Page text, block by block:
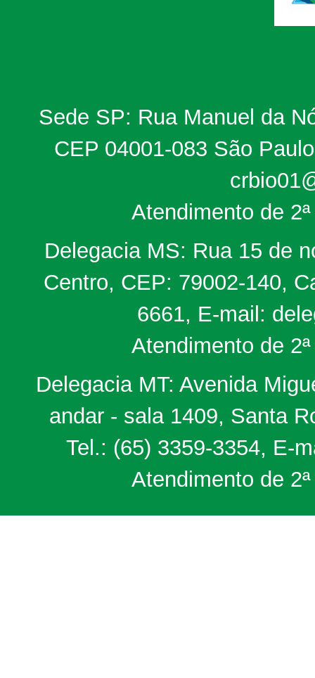
Sede SP: Rua Manuel da
CEP 04001-083 São
Atendimento de
Delegacia MS: Rua 15 de
Centro, CEP: 79002-140,
6661, E-mail:
Atendimento de
Delegacia MT: Avenida
andar - sala 1409, Santa
Tel.: (65) 3359-3354, E-
Atendimento de